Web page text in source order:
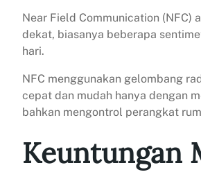
Near Field Communication
dekat, biasanya beberapa
hari.
NFC menggunakan gelombang
cepat dan mudah hanya dengan
bahkan mengontrol perangkat
Keuntungan